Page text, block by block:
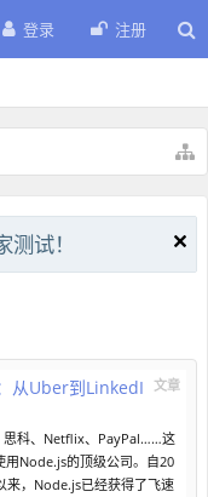
登录 注册
试！
文章
从Uber到LinkedI
思科、Netflix、PayPal……这
用Node.js的顶级公司。自20
来，Node.js已经获得了飞速